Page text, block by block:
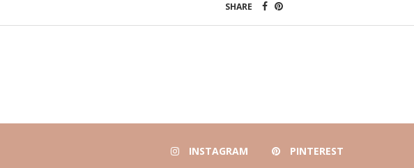
SHARE
INSTAGRAM PINTEREST